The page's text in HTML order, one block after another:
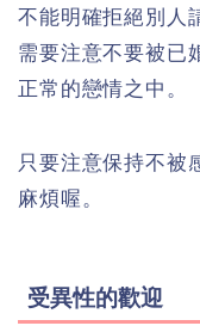
不能明確拒絕別人
需要注意不要被已
正常的戀情之中。
只要注意保持不被
麻煩喔。
受異性的歡迎